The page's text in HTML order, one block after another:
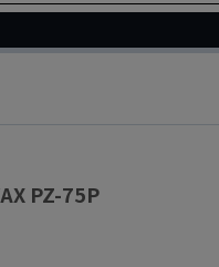
PZ-75P